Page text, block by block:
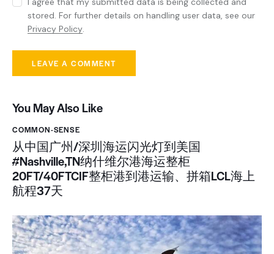
stored. For further details on handling user data, see our
Privacy Policy
You May Also Like
COMMON-SENSE
从中国广州/深圳海运闪光灯到美国
#Nashville,TN纳什维尔港海运整柜
20FT/40FTCIF整柜港到港运输、拼箱LCL海上
航程37天